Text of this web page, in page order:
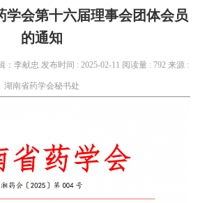
学会第十六届理事会团体会员
的通知
：李献忠 发布时间 : 2025-02-11 阅读量 : 792 来源 :
湖南省药学会秘书处